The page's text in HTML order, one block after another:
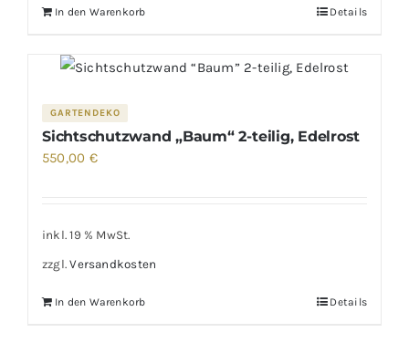
In den Warenkorb Details
GARTENDEKO
Sichtschutzwand „Baum“ 2-teilig, Edelrost
550,00 €
inkl. 19 % MwSt.
zzgl.Versandkosten
In den Warenkorb Details